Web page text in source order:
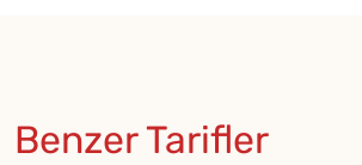
Benzer Tarifler